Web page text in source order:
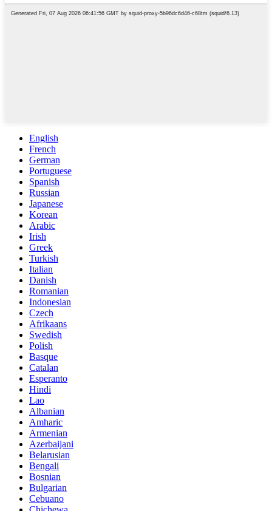
English
French
German
Portuguese
Spanish
Russian
Japanese
Korean
Arabic
Irish
Greek
Turkish
Italian
Danish
Romanian
Indonesian
Czech
Afrikaans
Swedish
Polish
Basque
Catalan
Esperanto
Hindi
Lao
Albanian
Amharic
Armenian
Azerbaijani
Belarusian
Bengali
Bosnian
Bulgarian
Cebuano